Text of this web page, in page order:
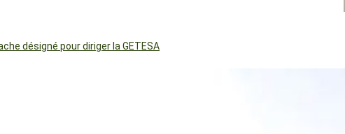
désigné pour diriger la GETESA